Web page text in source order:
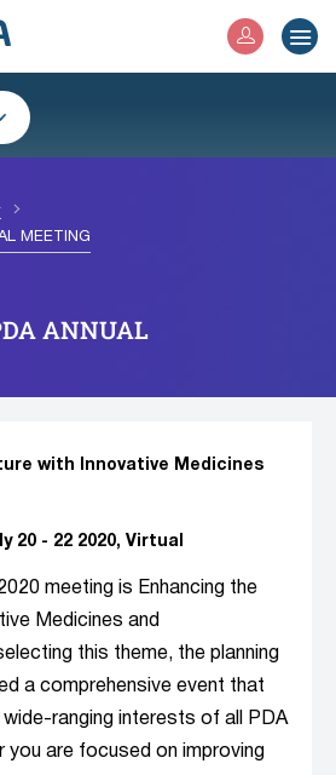
MEETING
ANNUAL
with Innovative Medicines
20 - 22 2020, Virtual
meeting is Enhancing the
Medicines and
this theme, the planning
a comprehensive event that
ranging interests of all PDA
you are focused on improving